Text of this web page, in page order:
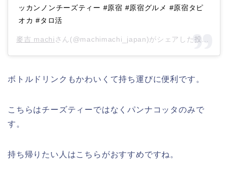
ッカンノンチーズティー #原宿 #原宿グルメ #原宿タピ
オカ #タロ活
麥吉 machi さん(@machimachi_japan)がシェアした投稿 –
ボトルドリンクもかわいくて持ち運びに便利です。
こちらはチーズティーではなくパンナコッタのみで
す。
持ち帰りたい人はこちらがおすすめですね。